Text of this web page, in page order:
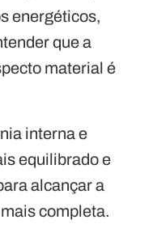
energéticos,
que a
material é
interna e
equilibrado e
alcançar a
completa.